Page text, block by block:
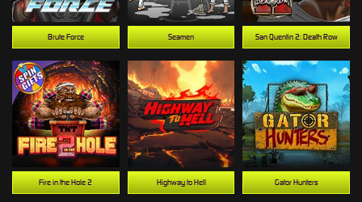
Seamen
Highway to Hell
Brute Force San Quentin 2: Death Row
Gator Hunters
Fire in the Hole 2